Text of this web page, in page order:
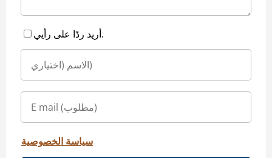
أريد ردًا على رأيي.
سياسة الخصوصية